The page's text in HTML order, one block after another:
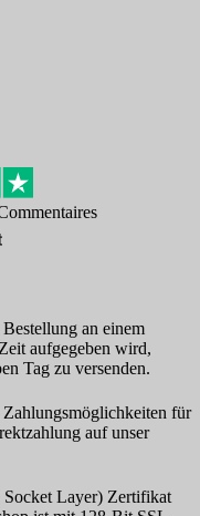
an einem
aufgegeben wird,
Tag zu versenden.
für
auf unser
Layer) Zertifikat